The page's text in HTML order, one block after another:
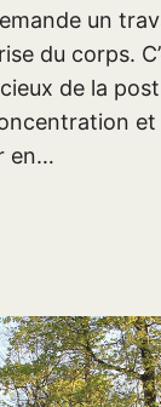
un
du corps.
de la
en…